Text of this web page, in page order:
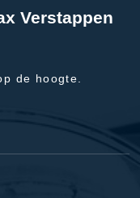
Verstappen
de hoogte.